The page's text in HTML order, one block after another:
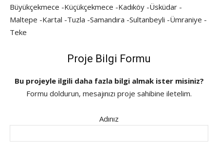
Büyükçekmece -Küçükçekmece -Kadıköy -Üsküdar -
Maltepe -Kartal -Tuzla -Samandıra -Sultanbeyli -Ümraniye -
Teke
Proje Bilgi Formu
Bu projeyle ilgili daha fazla bilgi almak ister misiniz?
Formu doldurun, mesajınızı proje sahibine iletelim.
Adınız